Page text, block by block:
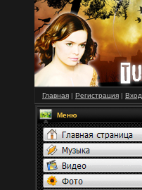
Главная | Регистрация | Вход
Меню